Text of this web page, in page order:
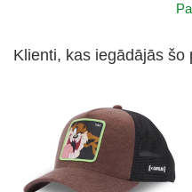
Klienti, kas iegādājās